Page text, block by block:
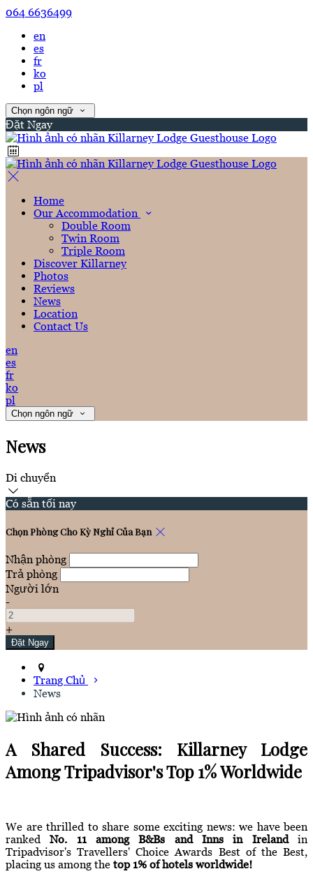
064 6636499
en
es
fr
ko
pl
Chọn ngôn ngữ
Đặt Ngay
Home
Our Accommodation
Double Room
Twin Room
Triple Room
Discover Killarney
Photos
Reviews
News
Location
Contact Us
en
es
fr
ko
pl
Chọn ngôn ngữ
News
Di chuyển
Có sẵn tối nay
Chọn Phòng Cho Kỳ Nghỉ Của Bạn
Nhận phòng
Trả phòng
Người lớn
-
+
Trang Chủ
News
A Shared Success: Killarney Lodge
Among Tripadvisor's Top 1% Worldwide
We are thrilled to share some exciting news: we have been
rankedNo. 11 among B&Bs and Inns in Irelandin
Tripadvisor's Travellers' Choice Awards Best of the Best,
placing us among the top 1% of hotels worldwide!